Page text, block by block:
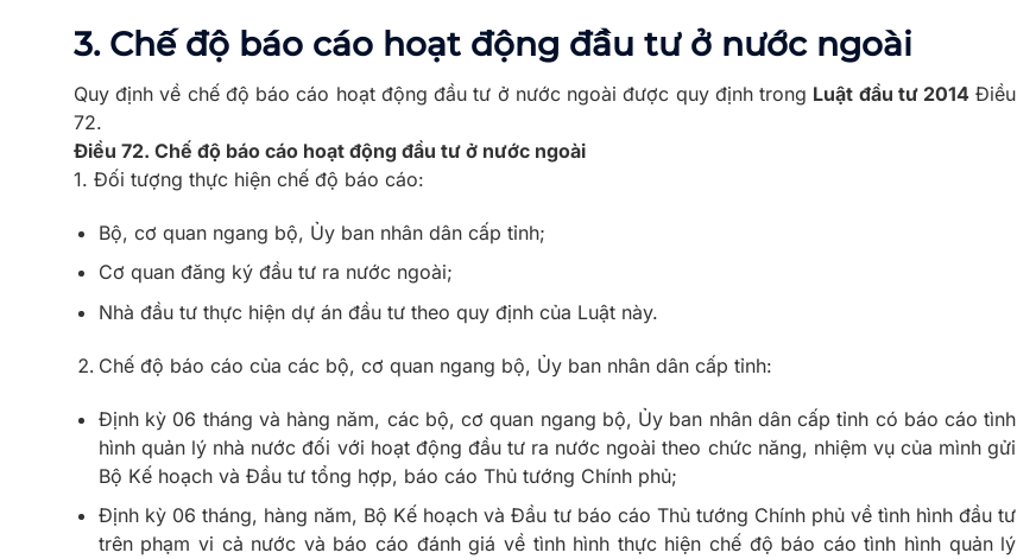
3. Chế độ báo cáo hoạt động đầu tư ở nước ngoài
Quy định về chế độ báo cáo hoạt động đầu tư ở nước ngoài được quy định trong Luật đầu tư 2014 Điều
72.
Điều 72. Chế độ báo cáo hoạt động đầu tư ở nước ngoài
1. Đối tượng thực hiện chế độ báo cáo:
Bộ, cơ quan ngang bộ, Ủy ban nhân dân cấp tỉnh;
Cơ quan đăng ký đầu tư ra nước ngoài;
Nhà đầu tư thực hiện dự án đầu tư theo quy định của Luật này.
Chế độ báo cáo của các bộ, cơ quan ngang bộ, Ủy ban nhân dân cấp tỉnh:
Định kỳ 06 tháng và hàng năm, các bộ, cơ quan ngang bộ, Ủy ban nhân dân cấp tỉnh có báo cáo tình
hình quản lý nhà nước đối với hoạt động đầu tư ra nước ngoài theo chức năng, nhiệm vụ của mình gửi
Bộ Kế hoạch và Đầu tư tổng hợp, báo cáo Thủ tướng Chính phủ;
Định kỳ 06 tháng, hàng năm, Bộ Kế hoạch và Đầu tư báo cáo Thủ tướng Chính phủ về tình hình đầu tư
trên phạm vi cả nước và báo cáo đánh giá về tình hình thực hiện chế độ báo cáo tình hình quản lý